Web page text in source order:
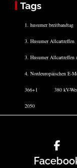
Tags
1. husumer breitbandtag
3. Husumer Allcartreffen
3. Husumer Allcartreffen
4. Nordeuropäischen E-
366+1 380 kV-
2050